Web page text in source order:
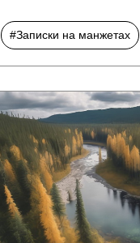
#Записки на манжетах